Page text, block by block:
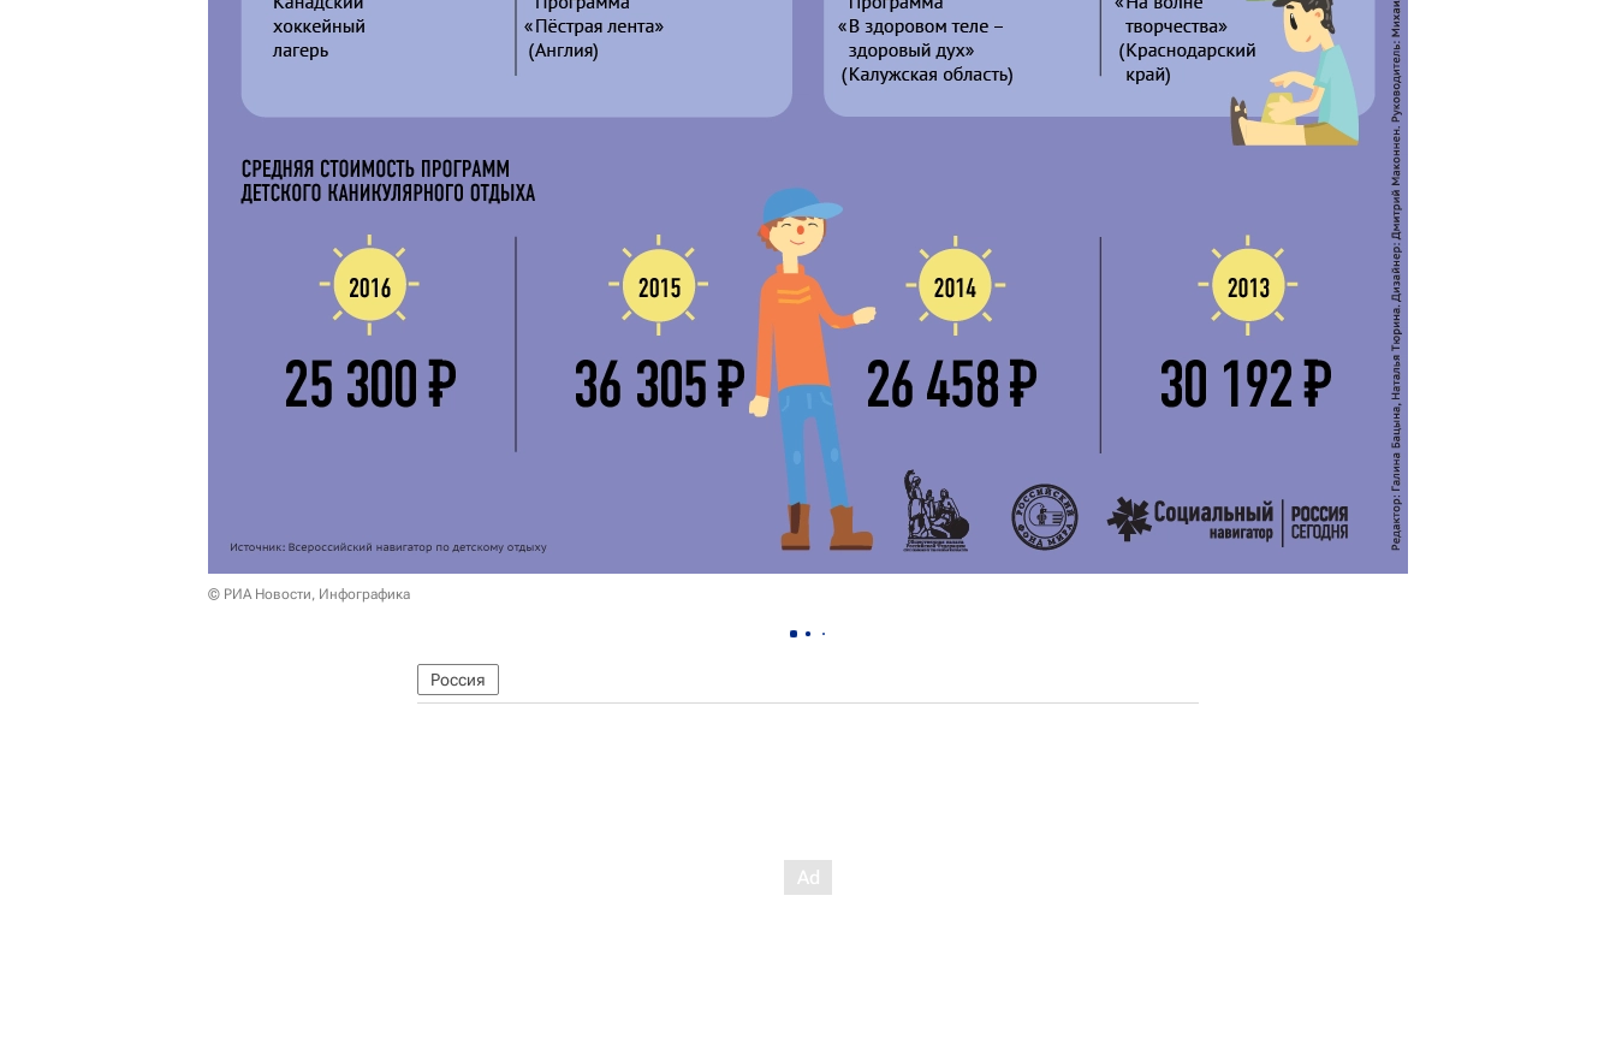
© РИА Новости, Инфографика
Россия